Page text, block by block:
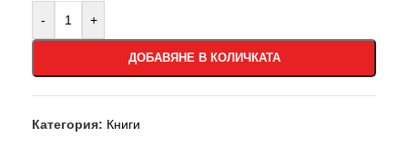
- +
ДОБАВЯНЕ В КОЛИЧКАТА
Категория: Книги